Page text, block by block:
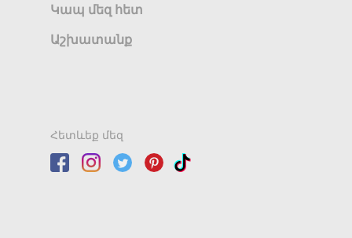
Կապ մեզ հետ
Աշխատանք
Հետևեք մեզ